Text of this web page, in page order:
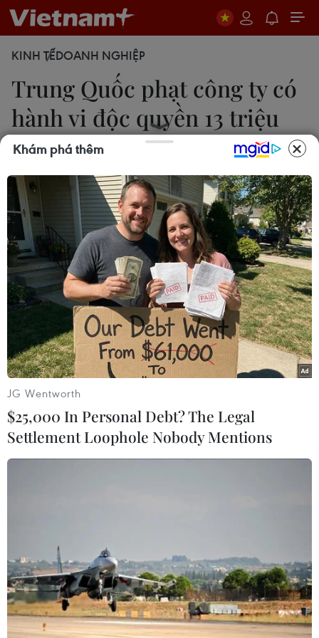
KINH TẾDOANH NGHIỆP
Trung Quốc phạt công ty có
hành vi độc quyền 13 triệu
USD
Nguyễn Hằng
27/12/2022 00:22
Với hành vi lạm dụng vị trí độc quyền, CNKI đã
cung cấp các dịch vụ cơ sở dữ liệu với mức giá
cao bất hợp lý, ký các thỏa thuận hợp tác độc
quyền, do đó bị số tiền lên tới 87,6 triệu nhân dân
(Nguồn: China Daily)
Ngày 26/12, Tổng cục Quản lý Thị trường nhà
nước (SAMR) Trung Quốc đã quyết định phạt cơ
sở dữ liệu học thuật trực tuyến Cơ sở Hạ tầng tri
Khám phá thêm
JG Wentworth
$25,000 In Personal Debt? The Legal
Settlement Loophole Nobody Mentions